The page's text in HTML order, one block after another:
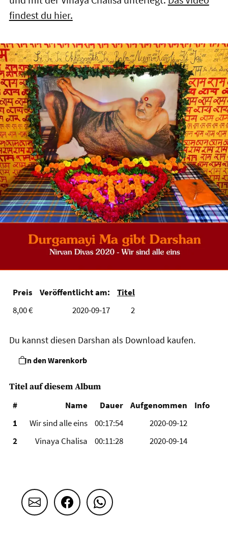
findest du hier.
Preis Veröffentlicht am:
Titel
8,00 €
2020-09-17 2
Du kannst diesen Darshan als Download kaufen.
In den Warenkorb
Titel auf diesem Album
#
Name Dauer Aufgenommen
Info
1
Wir sind alle eins 00:17:54
2020-09-12
2
Vinaya Chalisa 00:11:28 2020-09-14
Email FacebookWhatsApp